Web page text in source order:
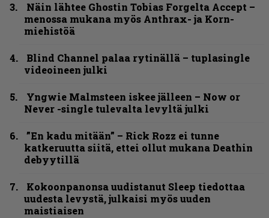
Näin lähtee Ghostin Tobias Forgelta Accept –
menossa mukana myös Anthrax- ja Korn-
miehistöä
Blind Channel palaa rytinällä – tuplasingle
videoineen julki
Yngwie Malmsteen iskee jälleen – Now or
Never -single tulevalta levyltä julki
”En kadu mitään” – Rick Rozz ei tunne
katkeruutta siitä, ettei ollut mukana Deathin
debyytillä
Kokoonpanonsa uudistanut Sleep tiedottaa
uudesta levystä, julkaisi myös uuden
maistiaisen